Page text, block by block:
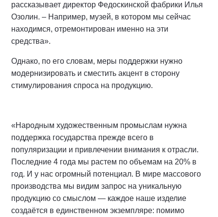
рассказывает директор Федоскинской фабрики Илья
Озолин. – Например, музей, в котором мы сейчас
находимся, отремонтирован именно на эти
средства».
Однако, по его словам, меры поддержки нужно
модернизировать и сместить акцент в сторону
стимулирования спроса на продукцию.
«Народным художественным промыслам нужна
поддержка государства прежде всего в
популяризации и привлечении внимания к отрасли.
Последние 4 года мы растем по объемам на 20% в
год. И у нас огромный потенциал. В мире массового
производства мы видим запрос на уникальную
продукцию со смыслом — каждое наше изделие
создаётся в единственном экземпляре: помимо